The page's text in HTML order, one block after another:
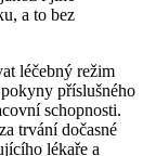
a to bez
léčebný režim
příslušného
schopnosti.
trvání dočasné
lékaře a